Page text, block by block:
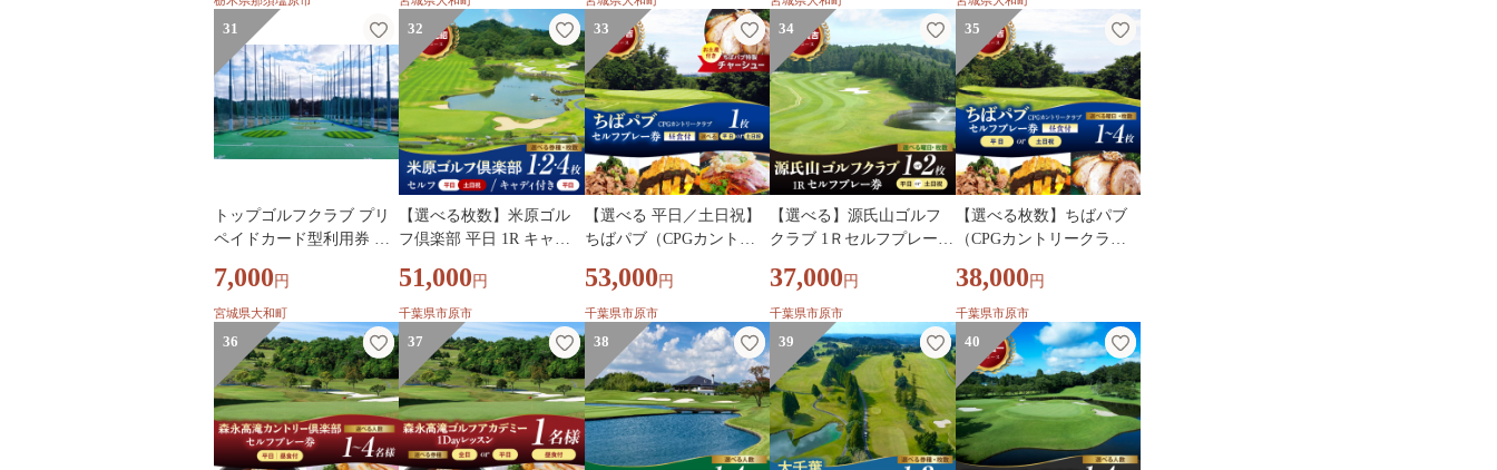
券 】
フ練習 打ちっぱなし ゴル
フ練習場 練習 大和町 【株
式会社TKG】ta635
フ練習 打ちっぱなし ゴル
フ練習場 練習 大和町 【株
式会社TKG】ta636
フ練習 打ちっぱなし ゴル
フ練習場 練習 大和町 【株
式会社TKG】ta637
ルフ練習 打ちっぱなし ゴ
ルフ練習場 練習 大和町
【株式会社TKG】ta638
31
トップゴルフクラブ プリ
ペイドカード型利用券 打
ルフプレー券 プリペイド
カード ゴルフ場 golf ゴル
フ練習 打ちっぱなし ゴル
フ練習場 練習 大和町 【株
式会社TKG】ta639
7,000円
宮城県大和町
32
【選べる枚数】米原ゴル
フ倶楽部 平日 1R キャデ
～3月昼食付） 1名様券 1
～4枚
51,000円
千葉県市原市
33
【選べる 平日／土日祝】
ちばパブ（CPGカントリ
ばパブ君の手作りチャー
シュー』セルフプレー券
昼食付 1枚
53,000円
千葉県市原市
34
【選べる】源氏山ゴルフ
クラブ 1Ｒセルフプレー券
37,000円
千葉県市原市
35
【選べる枚数】ちばパブ
（CPGカントリークラ
付【平日／土日祝】1～4
枚
38,000円
千葉県市原市
36 37 38 39 40